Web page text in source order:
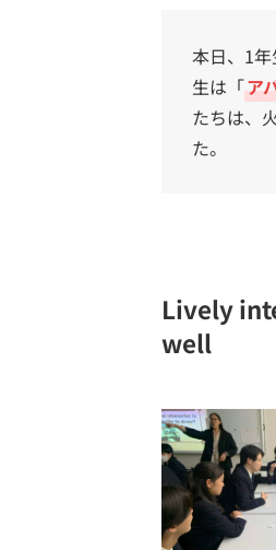
本日、1
生は「ア
たちは、
た。
Lively
well